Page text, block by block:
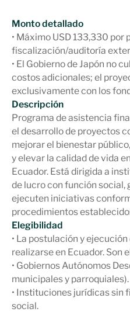
Monto detallado
• Máximo USD 133,330 por
fiscalización/auditoría
• El Gobierno de Japón no
costos adicionales; el
exclusivamente con los
Descripción
Programa de asistencia
el desarrollo de proyectos
mejorar el bienestar
y elevar la calidad de vida
Ecuador. Está dirigida a
de lucro con función social,
ejecuten iniciativas
procedimientos
Elegibilidad
• La postulación y
realizarse en Ecuador. Son
• Gobiernos Autónomos
municipales y parroquiales).
• Instituciones jurídicas sin
social.